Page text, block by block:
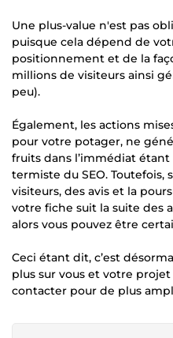
Une plus-value n'est pas
puisque cela dépend de
positionnement et de la
millions de visiteurs ainsi
peu).
Également, les actions
pour votre potager, ne
fruits dans l’immédiat
termiste du SEO. Toutefois,
visiteurs, des avis et la
votre fiche suit la suite des
alors vous pouvez être
Ceci étant dit, c’est
plus sur vous et votre
contacter pour de plus